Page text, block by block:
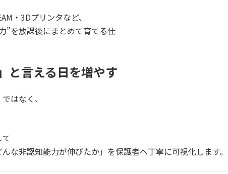
・3Dプリンタなど、
”を放課後にまとめて育てる仕
と言える日を増やす
はなく、
な非認知能力が伸びたか」を保護者へ丁寧に可視化します。